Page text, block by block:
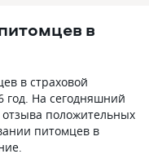
в
в страховой
год. На сегодняшний
отзыва положительных
питомцев в